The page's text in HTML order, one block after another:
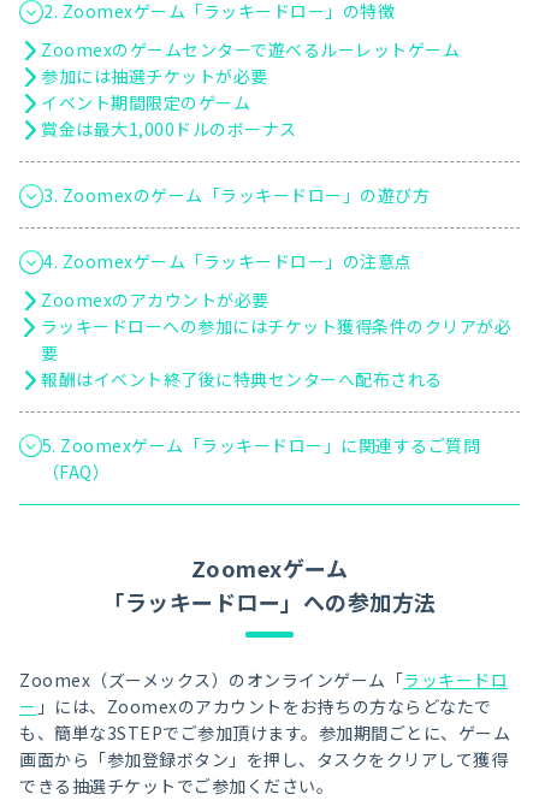
2. Zoomexゲーム「ラッキードロー」の特徴
Zoomexのゲームセンターで遊べるルーレットゲーム
参加には抽選チケットが必要
イベント期間限定のゲーム
賞金は最大1,000ドルのボーナス
3. Zoomexのゲーム「ラッキードロー」の遊び方
4. Zoomexゲーム「ラッキードロー」の注意点
Zoomexのアカウントが必要
ラッキードローへの参加にはチケット獲得条件のクリアが必
要
報酬はイベント終了後に特典センターへ配布される
5. Zoomexゲーム「ラッキードロー」に関連するご質問
（FAQ）
Zoomexゲーム
「ラッキードロー」への参加方法
Zoomex（ズーメックス）のオンラインゲーム「ラッキードロ
ー 」には、Zoomexのアカウントをお持ちの方ならどなたで
も、簡単な3STEPでご参加頂けます。参加期間ごとに、ゲーム
画面から「参加登録ボタン」を押し、タスクをクリアして獲得
できる抽選チケットでご参加ください。